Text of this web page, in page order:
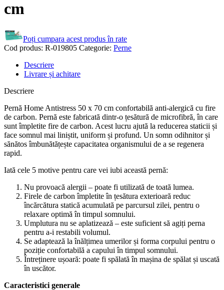
cm
Poți cumpara acest produs în rate
Cod produs: R-019805 Categorie: Perne
Descriere
Livrare și achitare
Descriere
Pernă Home Antistress 50 x 70 cm confortabilă anti-alergică cu fire
de carbon. Pernă este fabricată dintr-o țesătură de microfibră, în care
sunt împletite fire de carbon. Acest lucru ajută la reducerea staticii și
face somnul mai liniștit, uniform și profund. Un somn odihnitor și
sănătos îmbunătățește capacitatea organismului de a se regenera
rapid.
Iată cele 5 motive pentru care vei iubi această pernă:
Nu provoacă alergii – poate fi utilizată de toată lumea.
Firele de carbon împletite în țesătura exterioară reduc
încărcătura statică acumulată pe parcursul zilei, pentru o
relaxare optimă în timpul somnului.
Umplutura nu se aplatizează – este suficient să agiți perna
pentru a-i restabili volumul.
Se adaptează la înălțimea umerilor și forma corpului pentru o
poziție confortabilă a capului în timpul somnului.
Întreținere ușoară: poate fi spălată în mașina de spălat și uscată
în uscător.
Caracteristici generale